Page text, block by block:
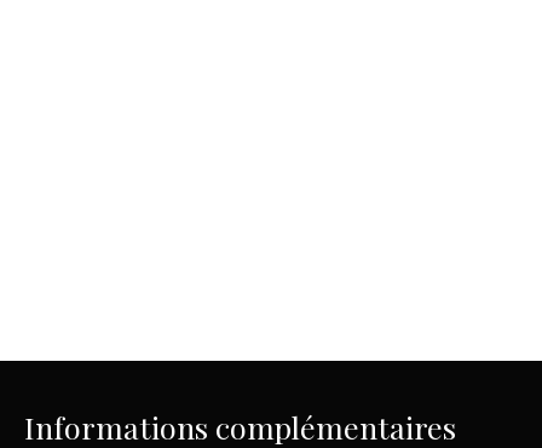
Informations complémentaires